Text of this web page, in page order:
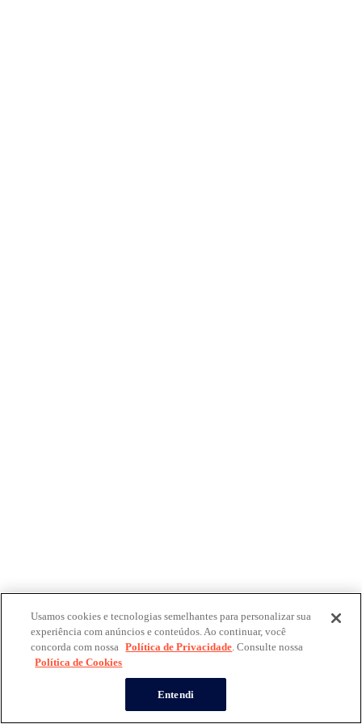
Usamos cookies e tecnologias semelhantes para personalizar sua
experiência com anúncios e conteúdos. Ao continuar, você
concorda com nossa Política de Privacidade. Consulte nossa
Política de Cookies
Entendi